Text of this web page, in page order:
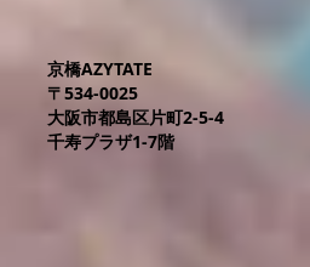
京橋AZYTATE
〒53​4-0025
大阪市都島区片町2-5-4
千寿プラザ1-7階